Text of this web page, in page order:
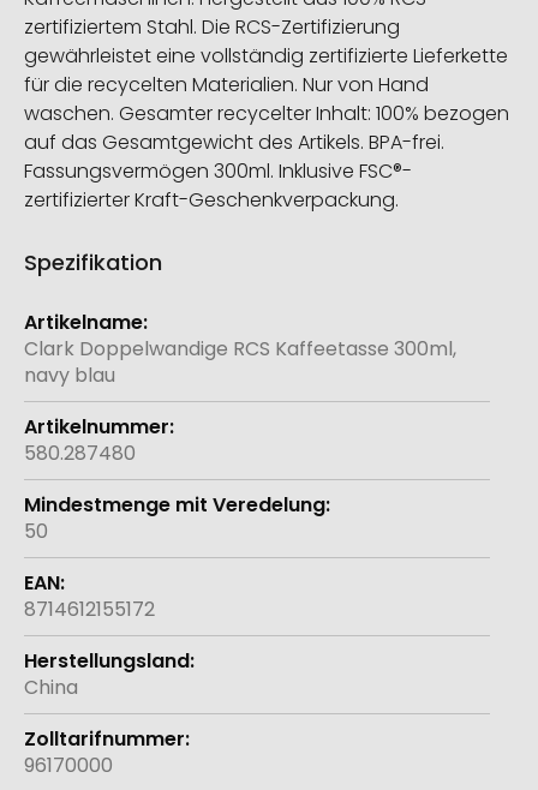
zertifiziertem Stahl. Die RCS-Zertifizierung
gewährleistet eine vollständig zertifizierte Lieferkette
für die recycelten Materialien. Nur von Hand
waschen. Gesamter recycelter Inhalt: 100% bezogen
auf das Gesamtgewicht des Artikels. BPA-frei.
Fassungsvermögen 300ml. Inklusive FSC®-
zertifizierter Kraft-Geschenkverpackung.
Spezifikation
Weitere
Informationen
Clark Doppelwandige RCS Kaffeetasse 300ml,
navy blau
580.287480
50
8714612155172
China
96170000